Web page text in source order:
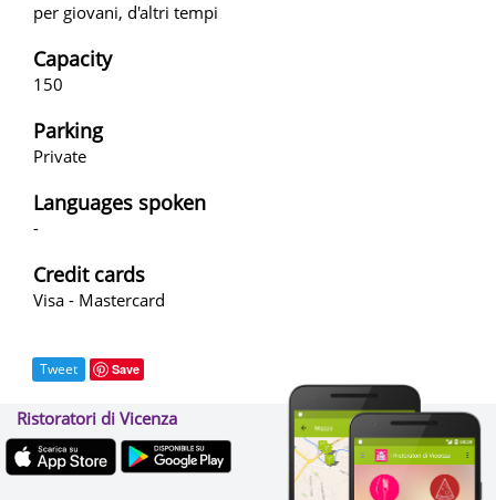
per giovani, d'altri tempi
Capacity
150
Parking
Private
Languages spoken
-
Credit cards
Visa - Mastercard
Tweet Save
Ristoratori di Vicenza